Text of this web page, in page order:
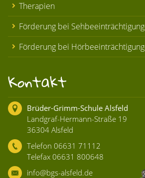
Therapien
Förderung bei
Förderung bei
Kontakt
Brüder-Grimm-Schule Alsfeld
Landgraf-Hermann-Straße 19
36304 Alsfeld
Telefon 06631 71112
Telefax 06631 800648
info@bgs-alsfeld.de